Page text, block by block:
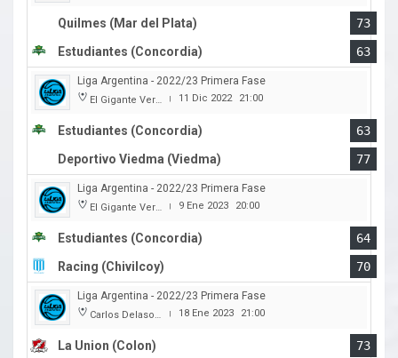
Quilmes (Mar del Plata)
73
Estudiantes (Concordia)
63
Liga Argentina - 2022/23 Primera Fase
El Gigante Verde | 11 Dic 2022 21:00
Estudiantes (Concordia)
63
Deportivo Viedma (Viedma)
77
Liga Argentina - 2022/23 Primera Fase
El Gigante Verde | 9 Ene 2023 20:00
Estudiantes (Concordia)
64
Racing (Chivilcoy)
70
Liga Argentina - 2022/23 Primera Fase
Carlos Delasoie | 18 Ene 2023 21:00
La Union (Colon)
73